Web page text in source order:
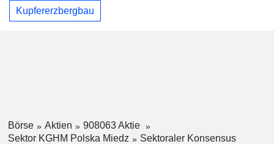
Kupfererzbergbau
Börse Aktien
908063 Aktie
Sektor KGHM Polska Miedz
Sektoraler Konsensus